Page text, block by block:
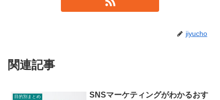
jiyucho
関連記事
目的別まとめ
SNSマーケティングがわかるおす